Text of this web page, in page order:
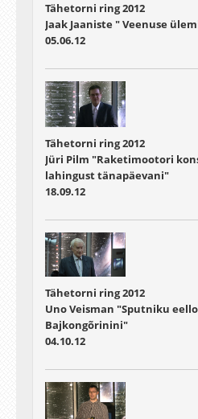
Tähetorni ring 2012
Jaak Jaaniste " Veenuse
05.06.12
Tähetorni ring 2012
Jüri Pilm "Raketimootori
lahingust tänapäevani"
18.09.12
Tähetorni ring 2012
Uno Veisman "Sputniku
Bajkongõrinini"
04.10.12